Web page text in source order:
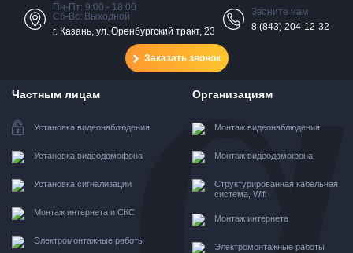
Пн-Пт: 9:00 - 18:00
Сб-Вс: Выходной
г. Казань, ул. Оренбургский тракт, 23
Звоните нам
8 (843) 204-12-32
Заказать звонок
Частным лицам
Установка видеонаблюдения
Установка видеодомофона
Установка сигнализации
Монтаж интернета и СКС
Электромонтажные работы
Организациям
Монтаж видеонаблюдения
Монтаж видеодомофона
Структурированная кабельная
система, Wifi
Монтаж интернета
Электромонтажные работы